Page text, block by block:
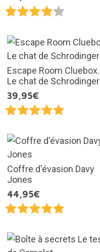
Escape Room Cluebox.
Le chat de Schrodinger
39,95€
Coffre d'évasion Davy
Jones
44,95€